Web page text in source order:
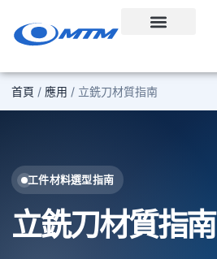
容
首頁 / 應用 / 立銑刀材質指南
工件材料選型指南
立銑刀材質指南